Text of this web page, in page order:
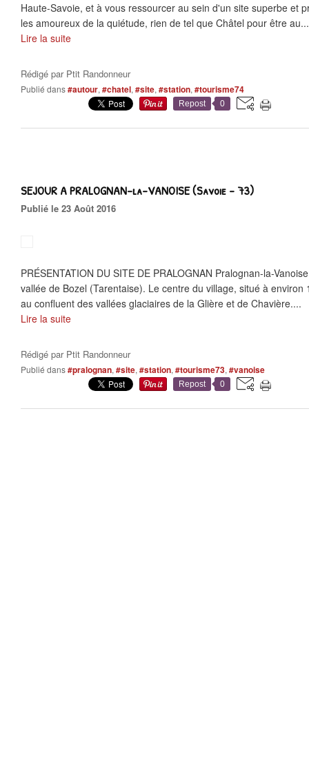
Haute-Savoie, et à vous ressourcer au sein d'un site superbe et
les amoureux de la quiétude, rien de tel que Châtel pour être au...
Lire la suite
Rédigé par Ptit Randonneur
Publié dans#autour, #chatel, #site, #station, #tourisme74
Repost 0
SEJOUR A PRALOGNAN-la-VANOISE (Savoie - 73)
Publié le 23 Août 2016
PRÉSENTATION DU SITE DE PRALOGNAN Pralognan-la-
vallée de Bozel (Tarentaise). Le centre du village, situé à
au confluent des vallées glaciaires de la Glière et de Chavière....
Lire la suite
Rédigé par Ptit Randonneur
Publié dans#pralognan, #site, #station, #tourisme73, #vanoise
Repost 0